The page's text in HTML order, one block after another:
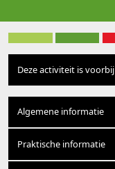
Deze activiteit is voorbij
Algemene informatie
Praktische informatie